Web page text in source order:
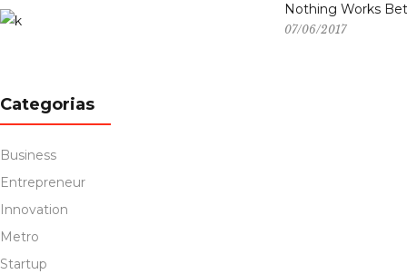
Nothing Works
07/06/2017
Categorias
Business
Entrepreneur
Innovation
Metro
Startup